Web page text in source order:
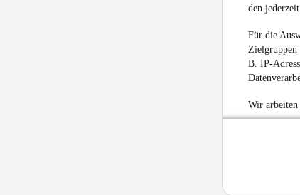
den
Für die
Zielgruppen
B. IP-
Wir arbeiten